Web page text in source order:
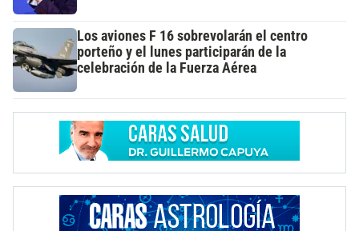
Los aviones F 16 sobrevolarán el centro
porteño y el lunes participarán de la
celebración de la Fuerza Aérea